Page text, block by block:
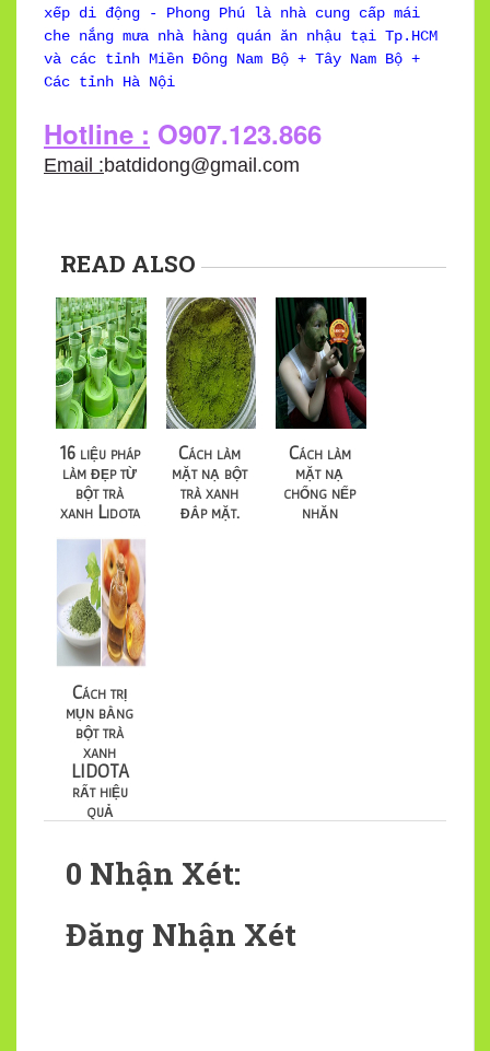
xếp di động - Phong Phú là nhà cung cấp mái
che nắng mưa nhà hàng quán ăn nhậu tại Tp.HCM
và các tỉnh Miền Đông Nam Bộ + Tây Nam Bộ +
Các tỉnh Hà Nội
Hotline : O907.123.866
Email :batdidong@gmail.com
READ ALSO
16 liệu pháp
làm đẹp từ
bột trà
xanh Lidota
Cách làm
mặt nạ bột
trà xanh
đắp mặt.
Cách làm
mặt nạ
chống nếp
nhăn
Cách trị
mụn bằng
bột trà
xanh
LIDOTA
rất hiệu
quả
0 Nhận Xét:
Đăng Nhận Xét